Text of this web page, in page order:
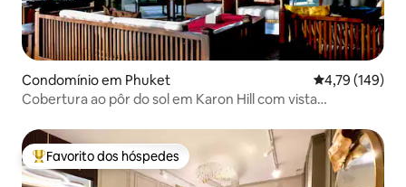
Condomínio em Phuket Classificação
4,79 (149)
Cobertura ao pôr do sol em Karon Hill com vista
Favoritos dos hóspedes mais apreciados
Favorito dos hóspedes